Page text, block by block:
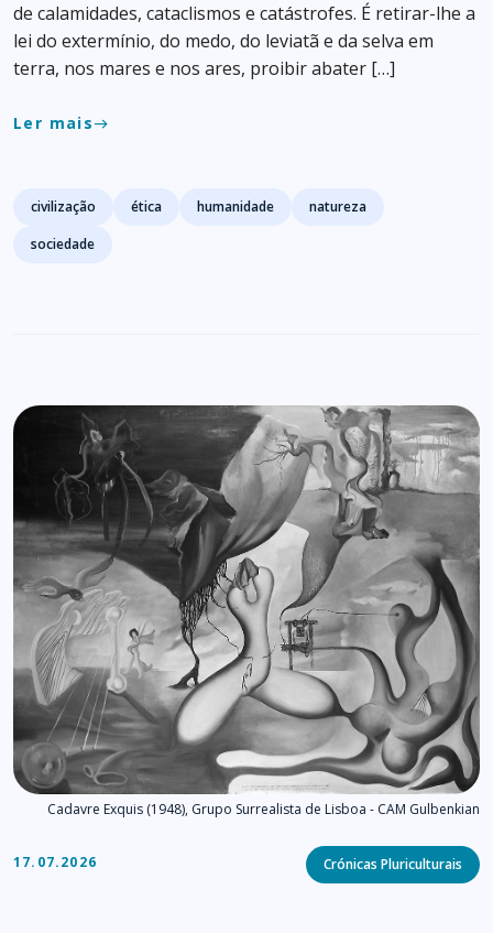
de calamidades, cataclismos e catástrofes. É retirar-lhe a
lei do extermínio, do medo, do leviatã e da selva em
terra, nos mares e nos ares, proibir abater […]
Ler maiseast
Tags
civilização ética humanidade
natureza
sociedade
Cadavre Exquis (1948), Grupo Surrealista de Lisboa - CAM Gulbenkian
17.07.2026 Categories
Crónicas Pluriculturais